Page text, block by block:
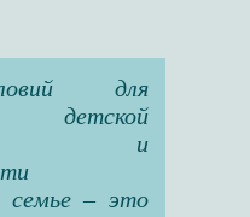
для
и
семье – это